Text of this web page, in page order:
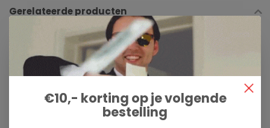
Gerelateerde producten
€10,- korting op je volgende
bestelling